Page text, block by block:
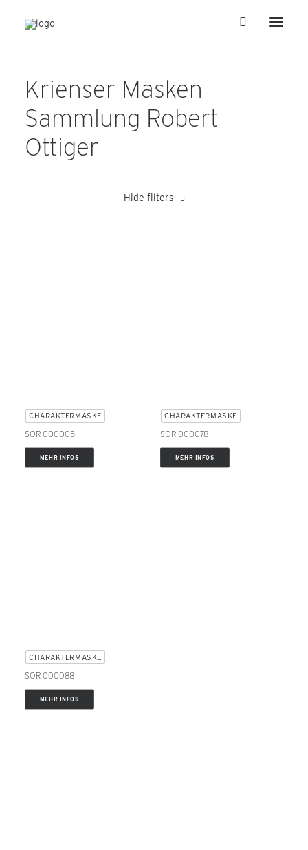
Krienser Masken
Sammlung Robert
Ottiger
Hide filters
CHARAKTERMASKE
SOR 000005
MEHR INFOS
CHARAKTERMASKE
SOR 000078
MEHR INFOS
CHARAKTERMASKE
SOR 000088
MEHR INFOS